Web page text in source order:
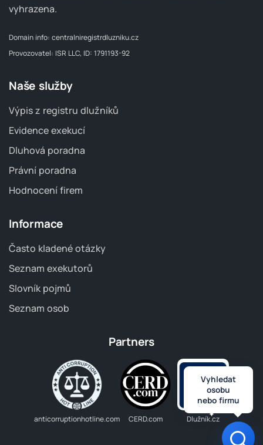
vyhrazena.
Domain info: centralniregistrdluzniku.cz
Provozovatel: ISR LLC, ID: 1791193-92
Naše služby
Výpis z registru dlužníků
Evidence exekucí
Dluhová poradna
Právní poradna
Hodnocení firem
Informace
Často kladené otázky
Seznam exekutorů
Slovník pojmů
Seznam osob
Partners
anticorruptionhotline.com CERD.com Dlužník.cz
Vyhledat
osobu
nebo firmu